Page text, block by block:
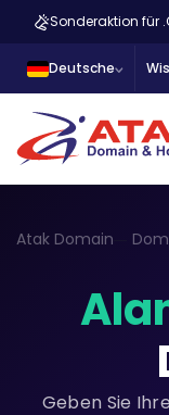
Sonderaktion für
Deutsche
Atak Domain
Geben Sie